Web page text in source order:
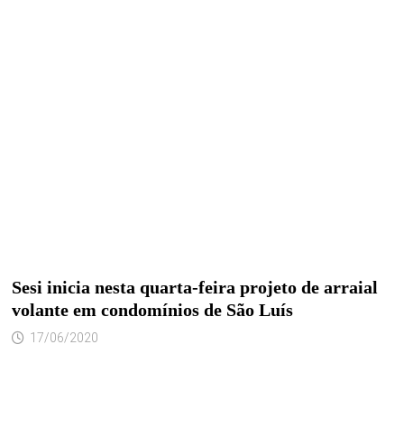
Sesi inicia nesta quarta-feira projeto de arraial
volante em condomínios de São Luís
17/06/2020